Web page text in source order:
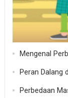
Mengenal
Peran Dalang
Perbedaan